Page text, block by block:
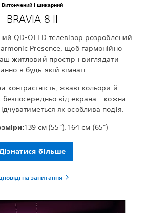
Витончений і шикарний
BRAVIA 8 II
QD-OLED телевізор розроблений
Presence, щоб гармонійно
житловий простір і виглядати
в будь-якій кімнаті.
жваві кольори й
від екрана – кожна
як особлива подія.
139 см (55"), 164 см (65")
більше
на запитання